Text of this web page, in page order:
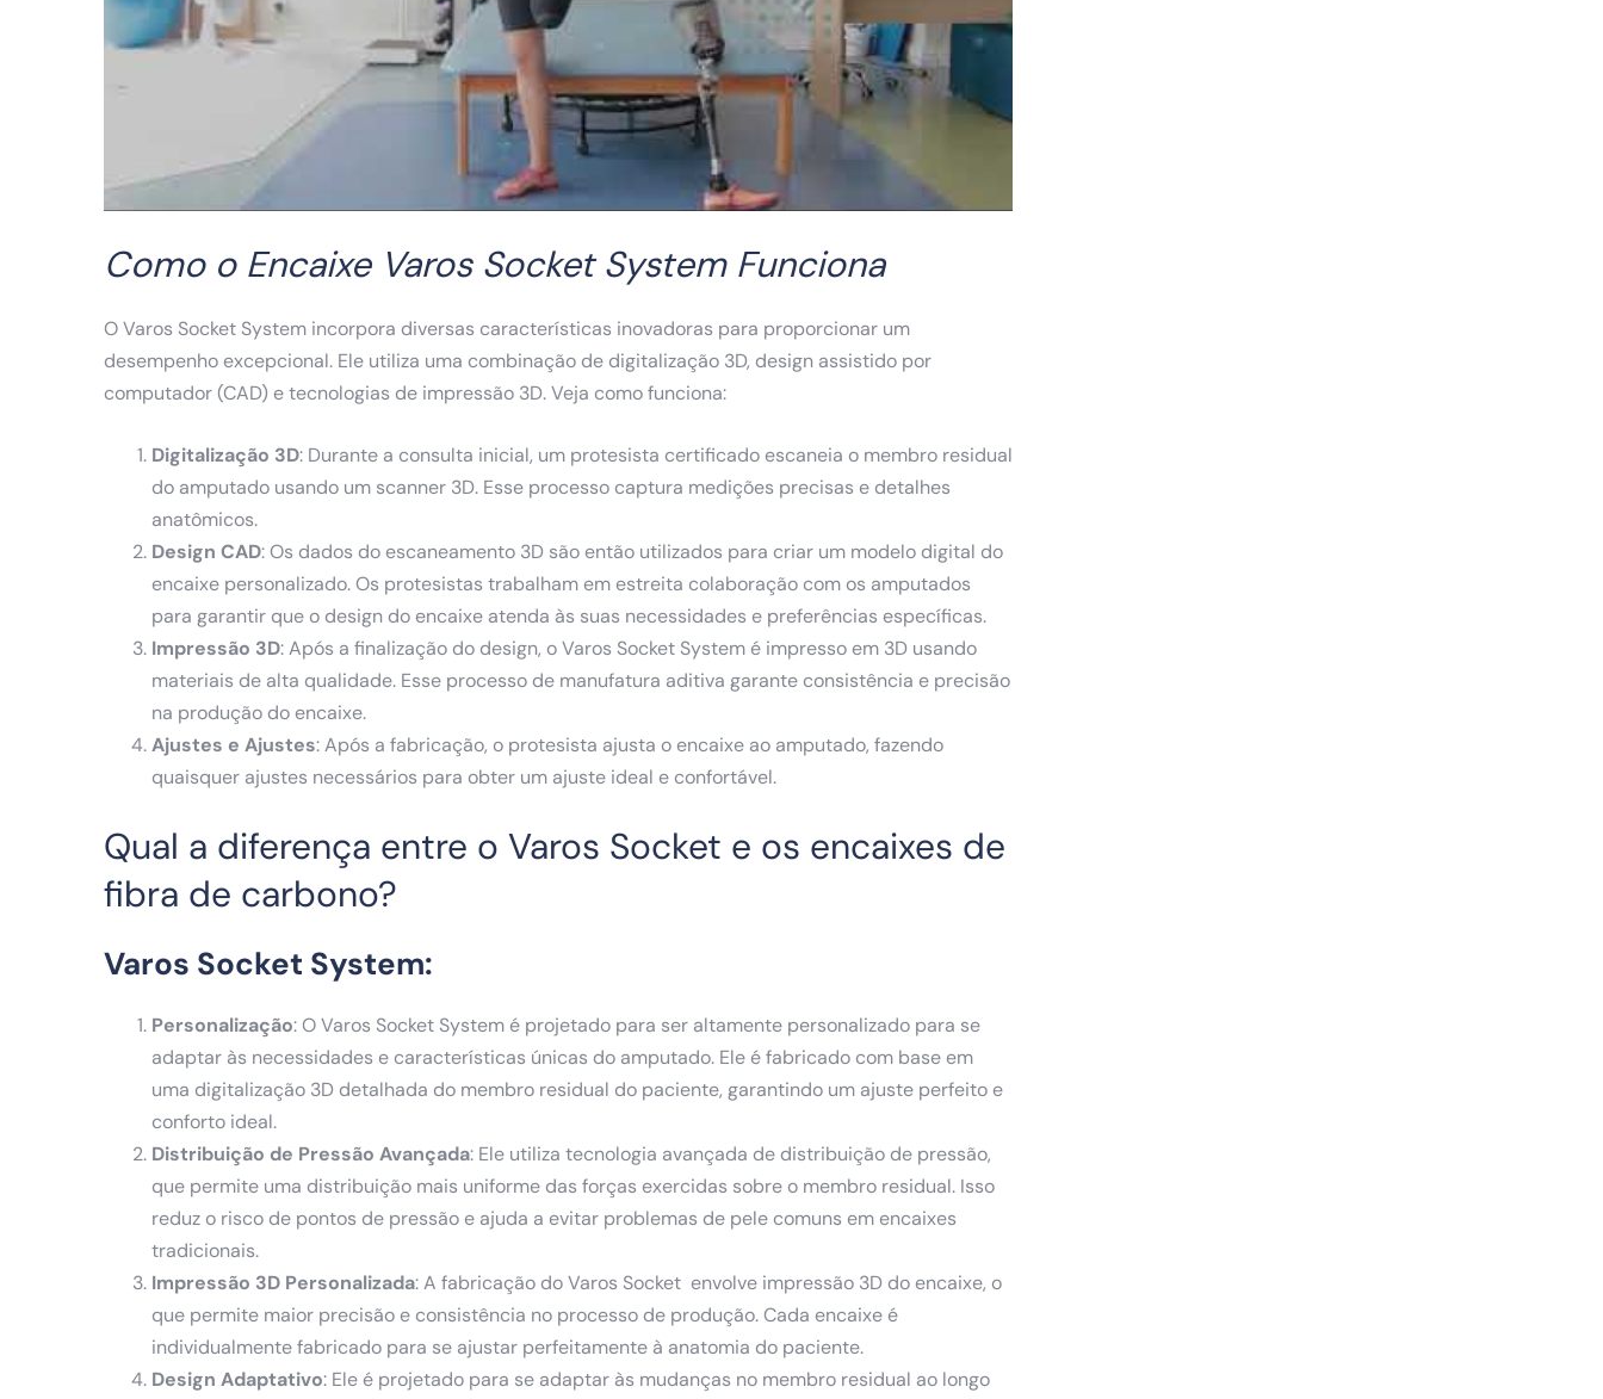
Como o Encaixe Varos Socket System Funciona
O Varos Socket System incorpora diversas características inovadoras para proporcionar um
desempenho excepcional. Ele utiliza uma combinação de digitalização 3D, design assistido por
computador (CAD) e tecnologias de impressão 3D. Veja como funciona:
Digitalização 3D: Durante a consulta inicial, um protesista certificado escaneia o membro residual
do amputado usando um scanner 3D. Esse processo captura medições precisas e detalhes
anatômicos.
Design CAD: Os dados do escaneamento 3D são então utilizados para criar um modelo digital do
encaixe personalizado. Os protesistas trabalham em estreita colaboração com os amputados
para garantir que o design do encaixe atenda às suas necessidades e preferências específicas.
Impressão 3D: Após a finalização do design, o Varos Socket System é impresso em 3D usando
materiais de alta qualidade. Esse processo de manufatura aditiva garante consistência e precisão
na produção do encaixe.
Ajustes e Ajustes: Após a fabricação, o protesista ajusta o encaixe ao amputado, fazendo
quaisquer ajustes necessários para obter um ajuste ideal e confortável.
Qual a diferença entre o Varos Socket e os encaixes de
fibra de carbono?
Varos Socket System:
Personalização: O Varos Socket System é projetado para ser altamente personalizado para se
adaptar às necessidades e características únicas do amputado. Ele é fabricado com base em
uma digitalização 3D detalhada do membro residual do paciente, garantindo um ajuste perfeito e
conforto ideal.
Distribuição de Pressão Avançada: Ele utiliza tecnologia avançada de distribuição de pressão,
que permite uma distribuição mais uniforme das forças exercidas sobre o membro residual. Isso
reduz o risco de pontos de pressão e ajuda a evitar problemas de pele comuns em encaixes
tradicionais.
Impressão 3D Personalizada: A fabricação do Varos Socket envolve impressão 3D do encaixe, o
que permite maior precisão e consistência no processo de produção. Cada encaixe é
individualmente fabricado para se ajustar perfeitamente à anatomia do paciente.
Design Adaptativo: Ele é projetado para se adaptar às mudanças no membro residual ao longo